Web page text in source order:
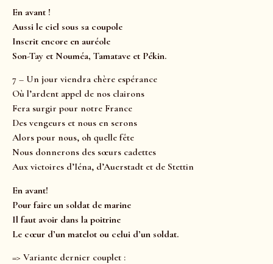
En avant !
Aussi le ciel sous sa coupole
Inscrit encore en auréole
Son-Tay et Nouméa, Tamatave et Pékin.
7 – Un jour viendra chère espérance
Où l’ardent appel de nos clairons
Fera surgir pour notre France
Des vengeurs et nous en serons
Alors pour nous, oh quelle fête
Nous donnerons des sœurs cadettes
Aux victoires d’Iéna, d’Auerstadt et de Stettin
En avant!
Pour faire un soldat de marine
Il faut avoir dans la poitrine
Le cœur d’un matelot ou celui d’un soldat.
=> Variante dernier couplet :